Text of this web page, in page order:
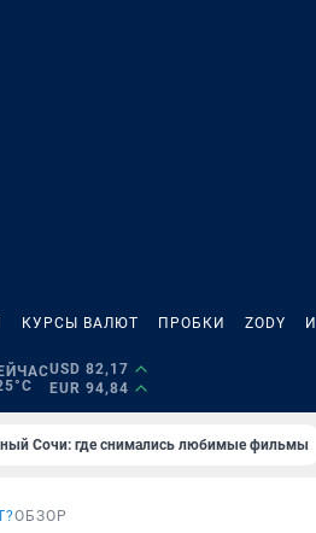
КУРСЫ ВАЛЮТ ПРОБКИ ZODY
USD 82,17
EUR 94,84
Сочи: где снимались любимые фильмы
ОБЗОР